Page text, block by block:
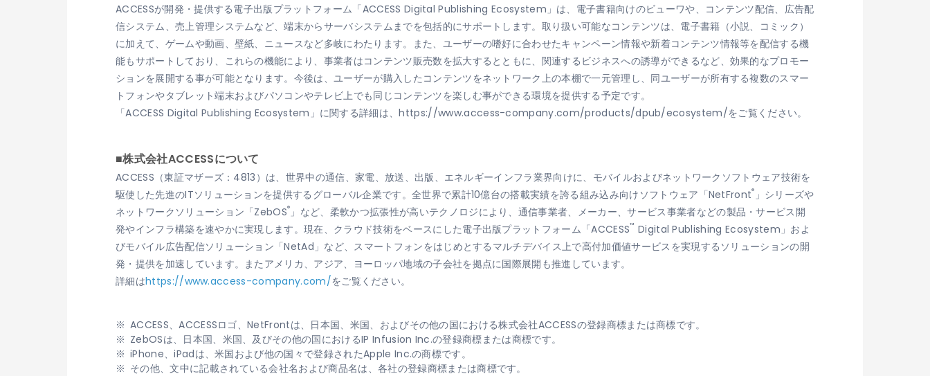
ACCESSが開発・提供する電子出版プラットフォーム「ACCESS Digital Publishing Ecosystem」は、電子書籍向けのビューワや、コンテンツ配信、広告配
信システム、売上管理システムなど、端末からサーバシステムまでを包括的にサポートします。取り扱い可能なコンテンツは、電子書籍（小説、コミック）
に加えて、ゲームや動画、壁紙、ニュースなど多岐にわたります。また、ユーザーの嗜好に合わせたキャンペーン情報や新着コンテンツ情報等を配信する機
能もサポートしており、これらの機能により、事業者はコンテンツ販売数を拡大するとともに、関連するビジネスへの誘導ができるなど、効果的なプロモー
ションを展開する事が可能となります。今後は、ユーザーが購入したコンテンツをネットワーク上の本棚で一元管理し、同ユーザーが所有する複数のスマー
トフォンやタブレット端末およびパソコンやテレビ上でも同じコンテンツを楽しむ事ができる環境を提供する予定です。
「ACCESS Digital Publishing Ecosystem」に関する詳細は、https://www.access-company.com/products/dpub/ecosystem/をご覧ください。
■株式会社ACCESSについて
ACCESS（東証マザーズ：4813）は、世界中の通信、家電、放送、出版、エネルギーインフラ業界向けに、モバイルおよびネットワークソフトウェア技術を
駆使した先進のITソリューションを提供するグローバル企業です。全世界で累計10億台の搭載実績を誇る組み込み向けソフトウェア「NetFront® 」シリーズや
ネットワークソリューション「ZebOS®」など、柔軟かつ拡張性が高いテクノロジにより、通信事業者、メーカー、サービス事業者などの製品・サービス開
発やインフラ構築を速やかに実現します。現在、クラウド技術をベースにした電子出版プラットフォーム「ACCESS™ Digital Publishing Ecosystem」およ
びモバイル広告配信ソリューション「NetAd」など、スマートフォンをはじめとするマルチデバイス上で高付加価値サービスを実現するソリューションの開
発・提供を加速しています。またアメリカ、アジア、ヨーロッパ地域の子会社を拠点に国際展開も推進しています。
詳細はhttps://www.access-company.com/をご覧ください。
ACCESS、ACCESSロゴ、NetFrontは、日本国、米国、およびその他の国における株式会社ACCESSの登録商標または商標です。
ZebOSは、日本国、米国、及びその他の国におけるIP Infusion Inc.の登録商標または商標です。
iPhone、iPadは、米国および他の国々で登録されたApple Inc.の商標です。
その他、文中に記載されている会社名および商品名は、各社の登録商標または商標です。